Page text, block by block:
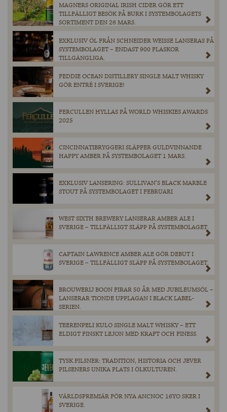
MAGNERS ORIGINAL IRISH CIDER GÖR ETT
TILLFÄLLIGT BESÖK PÅ BURK I SYSTEMBOLAGETS
SORTIMENT DEN 28 MARS.
EXKLUSIV ÖL FRÅN SCHNEIDER WEISSE LANSERAS PÅ
SYSTEMBOLAGET – ENDAST 900 FLASKOR
TILLGÄNGLIGA.
FEDDIE OCEAN DISTILLERY SINGLE MALT WHISKY
GÖR ENTRÉ I SVERIGE!
FERCULLEN HYLLAS PÅ WORLD WHISKIES AWARDS
2025
CINCINNATIBRYGGERI SLÄPPER GULDVINNANDE
HAPPY AMBER PÅ SYSTEMBOLAGET 1 MARS.
EXKLUSIV LANSERING: SULLIVAN’S BLACK MARBLE
STOUT PÅ SYSTEMBOLAGET I FEBRUARI
WEST SIXTH BREWERY LANSERAR AMBER ALE I
SVERIGE – TILLFÄLLIGT SLÄPP PÅ SYSTEMBOLAGET.
CAPTAIN LAWRENCE AMBER ALE GÖR DEBUT I
SVERIGE – TILLFÄLLIGT SLÄPP PÅ SYSTEMBOLAGET.
BROUWERIJ BOON FIRAR 50 ÅR MED JUBILEUMSÖL –
LANSERAR TIONDE UPPLAGAN I BLACK LABEL-
SERIEN.
TEERENPELI KULO SINGLE MALT WHISKY – ETT
ELDIGT FINSKT LEJON MED KRAFT OCH FINESS.
TYSK PILSNER: TRADITION, HISTORIA OCH JEVER
PILSENERS UNIKA PLATS I ÖLKULTUREN.
VÄRLDSPREMIÄR FÖR NYA ANCNOC 16YO SKER I
SVERIGE.